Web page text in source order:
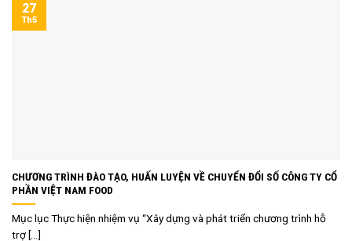
CHƯƠNG TRÌNH ĐÀO TẠO, HUẤN LUYỆN VỀ CHUYỂN ĐỔI SỐ CÔNG TY CỔ
PHẦN VIỆT NAM FOOD
Mục lục Thực hiện nhiệm vụ “Xây dựng và phát triển chương trình hỗ
trợ [...]
27
Th5